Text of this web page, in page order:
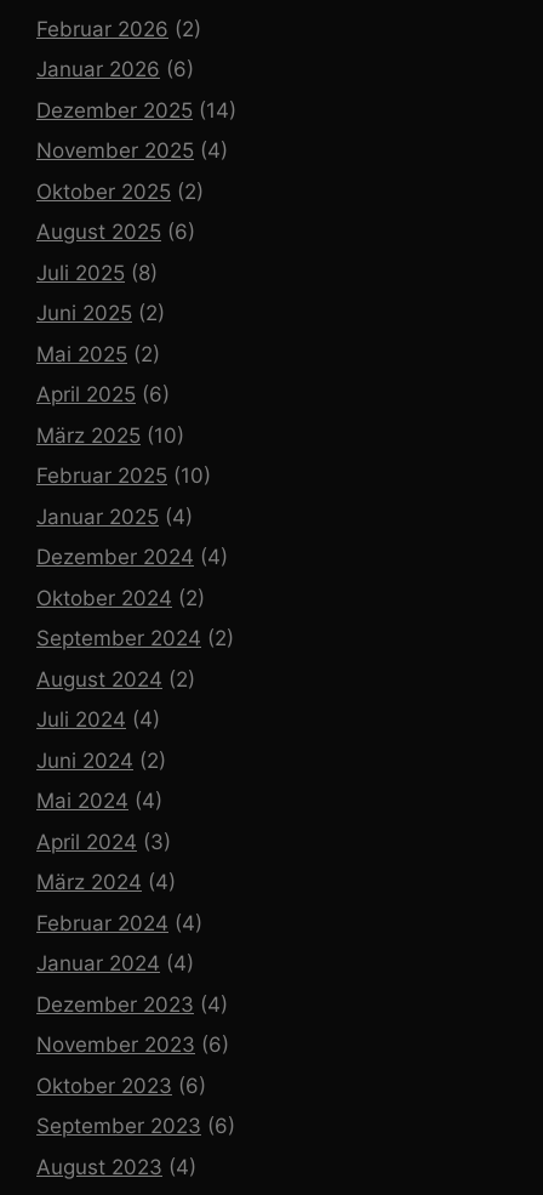
Februar 2026 (2)
Januar 2026 (6)
Dezember 2025 (14)
November 2025 (4)
Oktober 2025 (2)
August 2025 (6)
Juli 2025 (8)
Juni 2025 (2)
Mai 2025 (2)
April 2025 (6)
März 2025 (10)
Februar 2025 (10)
Januar 2025 (4)
Dezember 2024 (4)
Oktober 2024 (2)
September 2024 (2)
August 2024 (2)
Juli 2024 (4)
Juni 2024 (2)
Mai 2024 (4)
April 2024 (3)
März 2024 (4)
Februar 2024 (4)
Januar 2024 (4)
Dezember 2023 (4)
November 2023 (6)
Oktober 2023 (6)
September 2023 (6)
August 2023 (4)